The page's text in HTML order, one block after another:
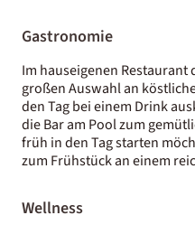
Gastronomie
Im hauseigenen
großen Auswahl an
den Tag bei einem Drink
die Bar am Pool zum
früh in den Tag starten
zum Frühstück an einem
Wellness